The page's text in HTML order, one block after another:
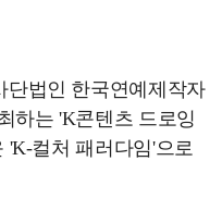
단법인 한국연예제작자
하는 'K콘텐츠 드로잉
'K-컬처 패러다임'으로